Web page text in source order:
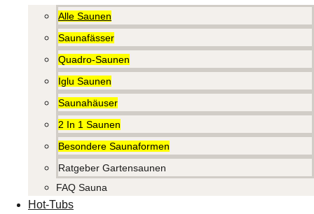
Alle Saunen
Saunafässer
Quadro-Saunen
Iglu Saunen
Saunahäuser
2 In 1 Saunen
Besondere Saunaformen
Ratgeber Gartensaunen
FAQ Sauna
Hot-Tubs